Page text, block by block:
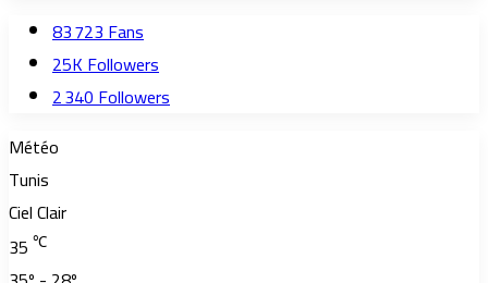
83 723Fans
25KFollowers
2 340Followers
Météo
Tunis
Ciel Clair
35 ℃